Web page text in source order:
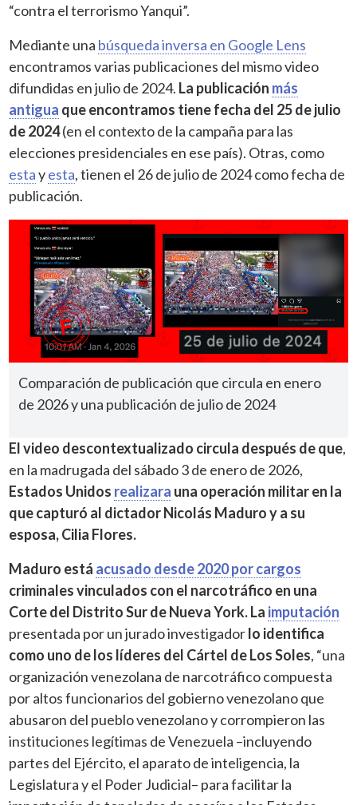
“contra el terrorismo Yanqui”.
Mediante una búsqueda inversa en Google Lens
encontramos varias publicaciones del mismo video
difundidas en julio de 2024. La publicación más
antigua que encontramos tiene fecha del 25 de julio
de 2024(en el contexto de la campaña para las
elecciones presidenciales en ese país). Otras, como
estayesta, tienen el 26 de julio de 2024 como fecha de
publicación.
Comparación de publicación que circula en enero
de 2026 y una publicación de julio de 2024
El video descontextualizado circula después de que,
en la madrugada del sábado 3 de enero de 2026,
Estados Unidos realizara una operación militar en la
que capturó al dictador Nicolás Maduro y a su
esposa, Cilia Flores.
Maduro está acusado desde 2020 por cargos
criminales vinculados con el narcotráfico en una
Corte del Distrito Sur de Nueva York.La imputación
presentada por un jurado investigadorlo identifica
como uno de los líderes del Cártel de Los Soles, “una
organización venezolana de narcotráfico compuesta
por altos funcionarios del gobierno venezolano que
abusaron del pueblo venezolano y corrompieron las
instituciones legítimas de Venezuela –incluyendo
partes del Ejército, el aparato de inteligencia, la
Legislatura y el Poder Judicial– para facilitar la